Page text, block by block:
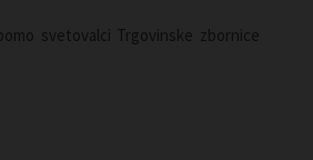
svetovalci Trgovinske zbornice